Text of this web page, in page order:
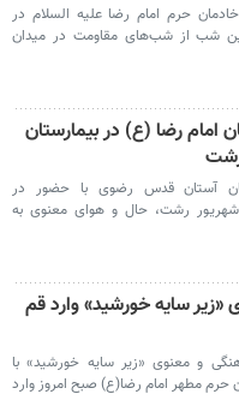
حرم امام رضا علیه السلام در
شب از شب‌های مقاومت در میدان
امام رضا (ع) در بیمارستان
آستان قدس رضوی با حضور در
بیمارستان ۱۷ شهریور رشت، حال و هوای معنوی به
«زیر سایه خورشید» وارد قم
و معنوی «زیر سایه خورشید» با
حرم مطهر امام رضا(ع) صبح امروز وارد